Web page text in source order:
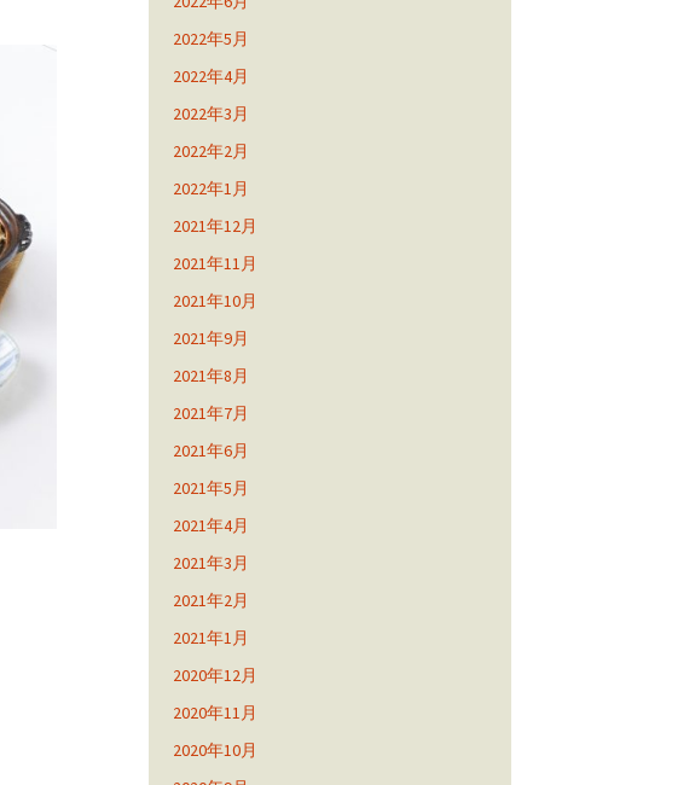
2022年5月
2022年4月
2022年3月
2022年2月
2022年1月
2021年12月
2021年11月
2021年10月
2021年9月
2021年8月
2021年7月
2021年6月
2021年5月
2021年4月
2021年3月
2021年2月
2021年1月
2020年12月
2020年11月
2020年10月